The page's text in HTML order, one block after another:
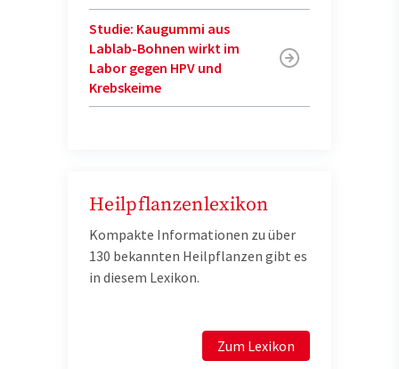
Studie: Kaugummi aus
Lablab-Bohnen wirkt im
Labor gegen HPV und
Krebskeime
Heilpflanzenlexikon
Kompakte Informationen zu über
130 bekannten Heilpflanzen gibt es
in diesem Lexikon.
Zum Lexikon